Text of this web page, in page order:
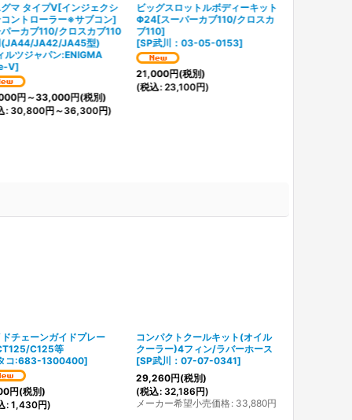
マ タイプV[インジェクシ
ントローラー※サブコン]
ーカブ110/クロスカブ110
(JA44/JA42/JA45型)
ルツジャパン:ENIGMA
V]
円～33,000円(税別)
: 30,800円～36,300円)
ビッグスロットルボディーキット
Φ24[スーパーカブ110/クロスカ
ブ110]
[SP武川：03-05-0153]
21,000円(税別)
(税込: 23,100円)
チェーンガイドプレー
C125等
コ:683-1300400]
円(税別)
: 1,430円)
コンパクトクールキット(オイル
クーラー)4フィン/ラバーホース
[SP武川：07-07-0341]
29,260円(税別)
(税込: 32,186円)
メーカー希望小売価格: 33,880円